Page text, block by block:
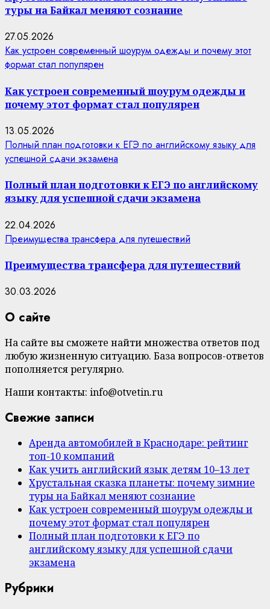
туры на Байкал меняют сознание
27.05.2026
Как устроен современный шоурум одежды и почему этот
формат стал популярен
Как устроен современный шоурум одежды и
почему этот формат стал популярен
13.05.2026
Полный план подготовки к ЕГЭ по английскому языку для
успешной сдачи экзамена
Полный план подготовки к ЕГЭ по английскому
языку для успешной сдачи экзамена
22.04.2026
Преимущества трансфера для путешествий
Преимущества трансфера для путешествий
30.03.2026
О сайте
На сайте вы сможете найти множества ответов под
любую жизненную ситуацию. База вопросов-ответов
пополняется регулярно.
Наши контакты: info@otvetin.ru
Свежие записи
Аренда автомобилей в Краснодаре: рейтинг
топ-10 компаний
Как учить английский язык детям 10–13 лет
Хрустальная сказка планеты: почему зимние
туры на Байкал меняют сознание
Как устроен современный шоурум одежды и
почему этот формат стал популярен
Полный план подготовки к ЕГЭ по
английскому языку для успешной сдачи
экзамена
Рубрики